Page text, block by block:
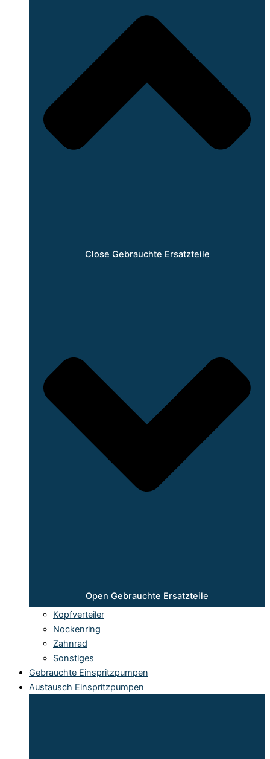
Close Gebrauchte Ersatzteile
Open Gebrauchte Ersatzteile
Kopfverteiler
Nockenring
Zahnrad
Sonstiges
Gebrauchte Einspritzpumpen
Austausch Einspritzpumpen